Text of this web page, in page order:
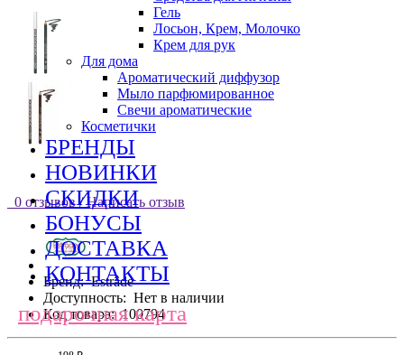
Гель
Лосьон, Крем, Молочко
Крем для рук
Для дома
Ароматический диффузор
Мыло парфюмированное
Свечи ароматические
Косметички
БРЕНДЫ
НОВИНКИ
СКИДКИ
БОНУСЫ
ДОСТАВКА
КОНТАКТЫ
подарочная карта
0 отзывов / Написать отзыв
Бренд: Estrâde
Доступность: Нет в наличии
Код товара: 100794